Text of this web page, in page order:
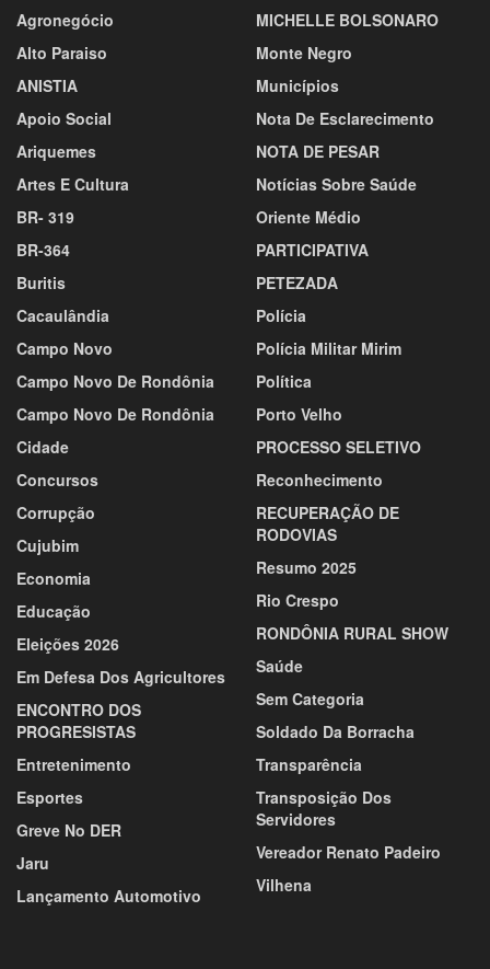
Agronegócio
Alto Paraiso
ANISTIA
Apoio Social
Ariquemes
Artes E Cultura
BR- 319
BR-364
Buritis
Cacaulândia
Campo Novo
Campo Novo De Rondônia
Campo Novo De Rondônia
Cidade
Concursos
Corrupção
Cujubim
Economia
Educação
Eleições 2026
Em Defesa Dos Agricultores
ENCONTRO DOS
PROGRESISTAS
Entretenimento
Esportes
Greve No DER
Jaru
Lançamento Automotivo
MICHELLE BOLSONARO
Monte Negro
Municípios
Nota De Esclarecimento
NOTA DE PESAR
Notícias Sobre Saúde
Oriente Médio
PARTICIPATIVA
PETEZADA
Polícia
Polícia Militar Mirim
Política
Porto Velho
PROCESSO SELETIVO
Reconhecimento
RECUPERAÇÃO DE
RODOVIAS
Resumo 2025
Rio Crespo
RONDÔNIA RURAL SHOW
Saúde
Sem Categoria
Soldado Da Borracha
Transparência
Transposição Dos
Servidores
Vereador Renato Padeiro
Vilhena